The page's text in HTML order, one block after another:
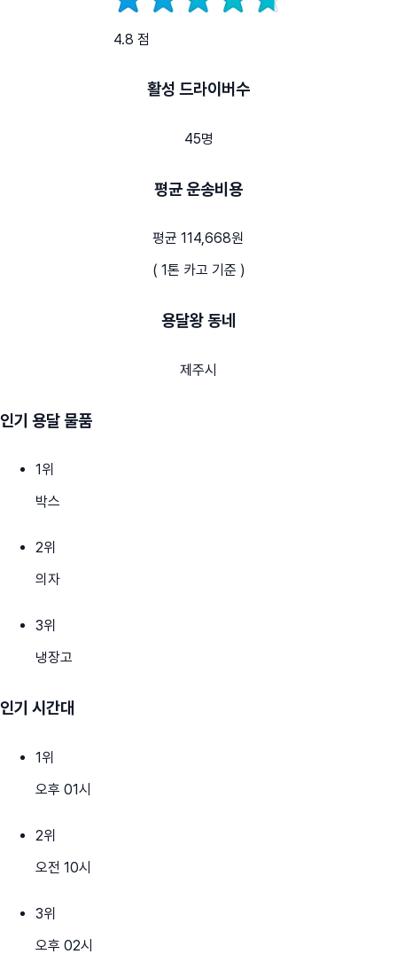
4.8 점
활성 드라이버수
45명
평균 운송비용
평균 114,668원
( 1톤 카고 기준 )
용달왕 동네
제주시
인기 용달 물품
1위
박스
2위
의자
3위
냉장고
인기 시간대
1위
오후 01시
2위
오전 10시
3위
오후 02시